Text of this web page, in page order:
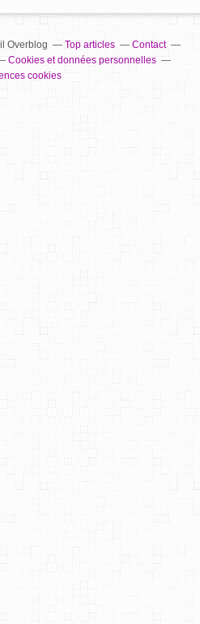
Overblog Top articles
Contact
Cookies et données personnelles
cookies